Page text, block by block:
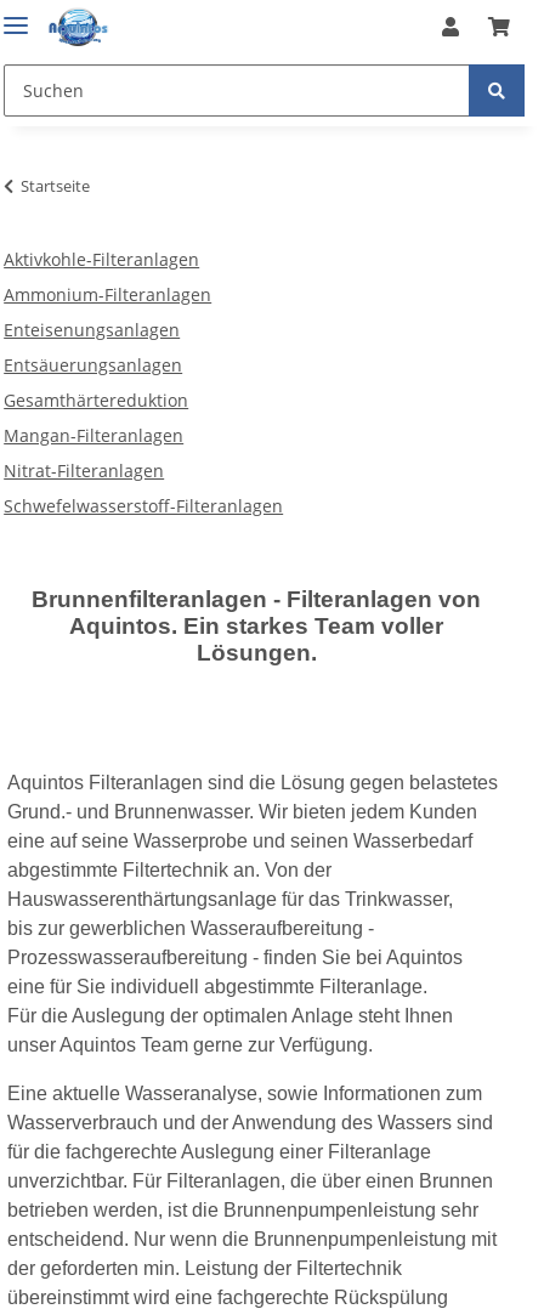
Startseite
Aktivkohle-Filteranlagen
Ammonium-Filteranlagen
Enteisenungsanlagen
Entsäuerungsanlagen
Gesamthärtereduktion
Mangan-Filteranlagen
Nitrat-Filteranlagen
Schwefelwasserstoff-Filteranlagen
Brunnenfilteranlagen - Filteranlagen von
Aquintos. Ein starkes Team voller
Lösungen.
Aquintos Filteranlagen sind die Lösung gegen belastetes
Grund.- und Brunnenwasser. Wir bieten jedem Kunden
eine auf seine Wasserprobe und seinen Wasserbedarf
abgestimmte Filtertechnik an. Von der
Hauswasserenthärtungsanlage für das Trinkwasser,
bis zur gewerblichen Wasseraufbereitung -
Prozesswasseraufbereitung - finden Sie bei Aquintos
eine für Sie individuell abgestimmte Filteranlage.
Für die Auslegung der optimalen Anlage steht Ihnen
unser Aquintos Team gerne zur Verfügung.
Eine aktuelle Wasseranalyse, sowie Informationen zum
Wasserverbrauch und der Anwendung des Wassers sind
für die fachgerechte Auslegung einer Filteranlage
unverzichtbar. Für Filteranlagen, die über einen Brunnen
betrieben werden, ist die Brunnenpumpenleistung sehr
entscheidend. Nur wenn die Brunnenpumpenleistung mit
der geforderten min. Leistung der Filtertechnik
übereinstimmt wird eine fachgerechte Rückspülung